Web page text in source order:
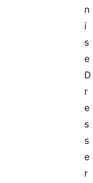
n
i
s
e
D
r
e
s
s
e
r